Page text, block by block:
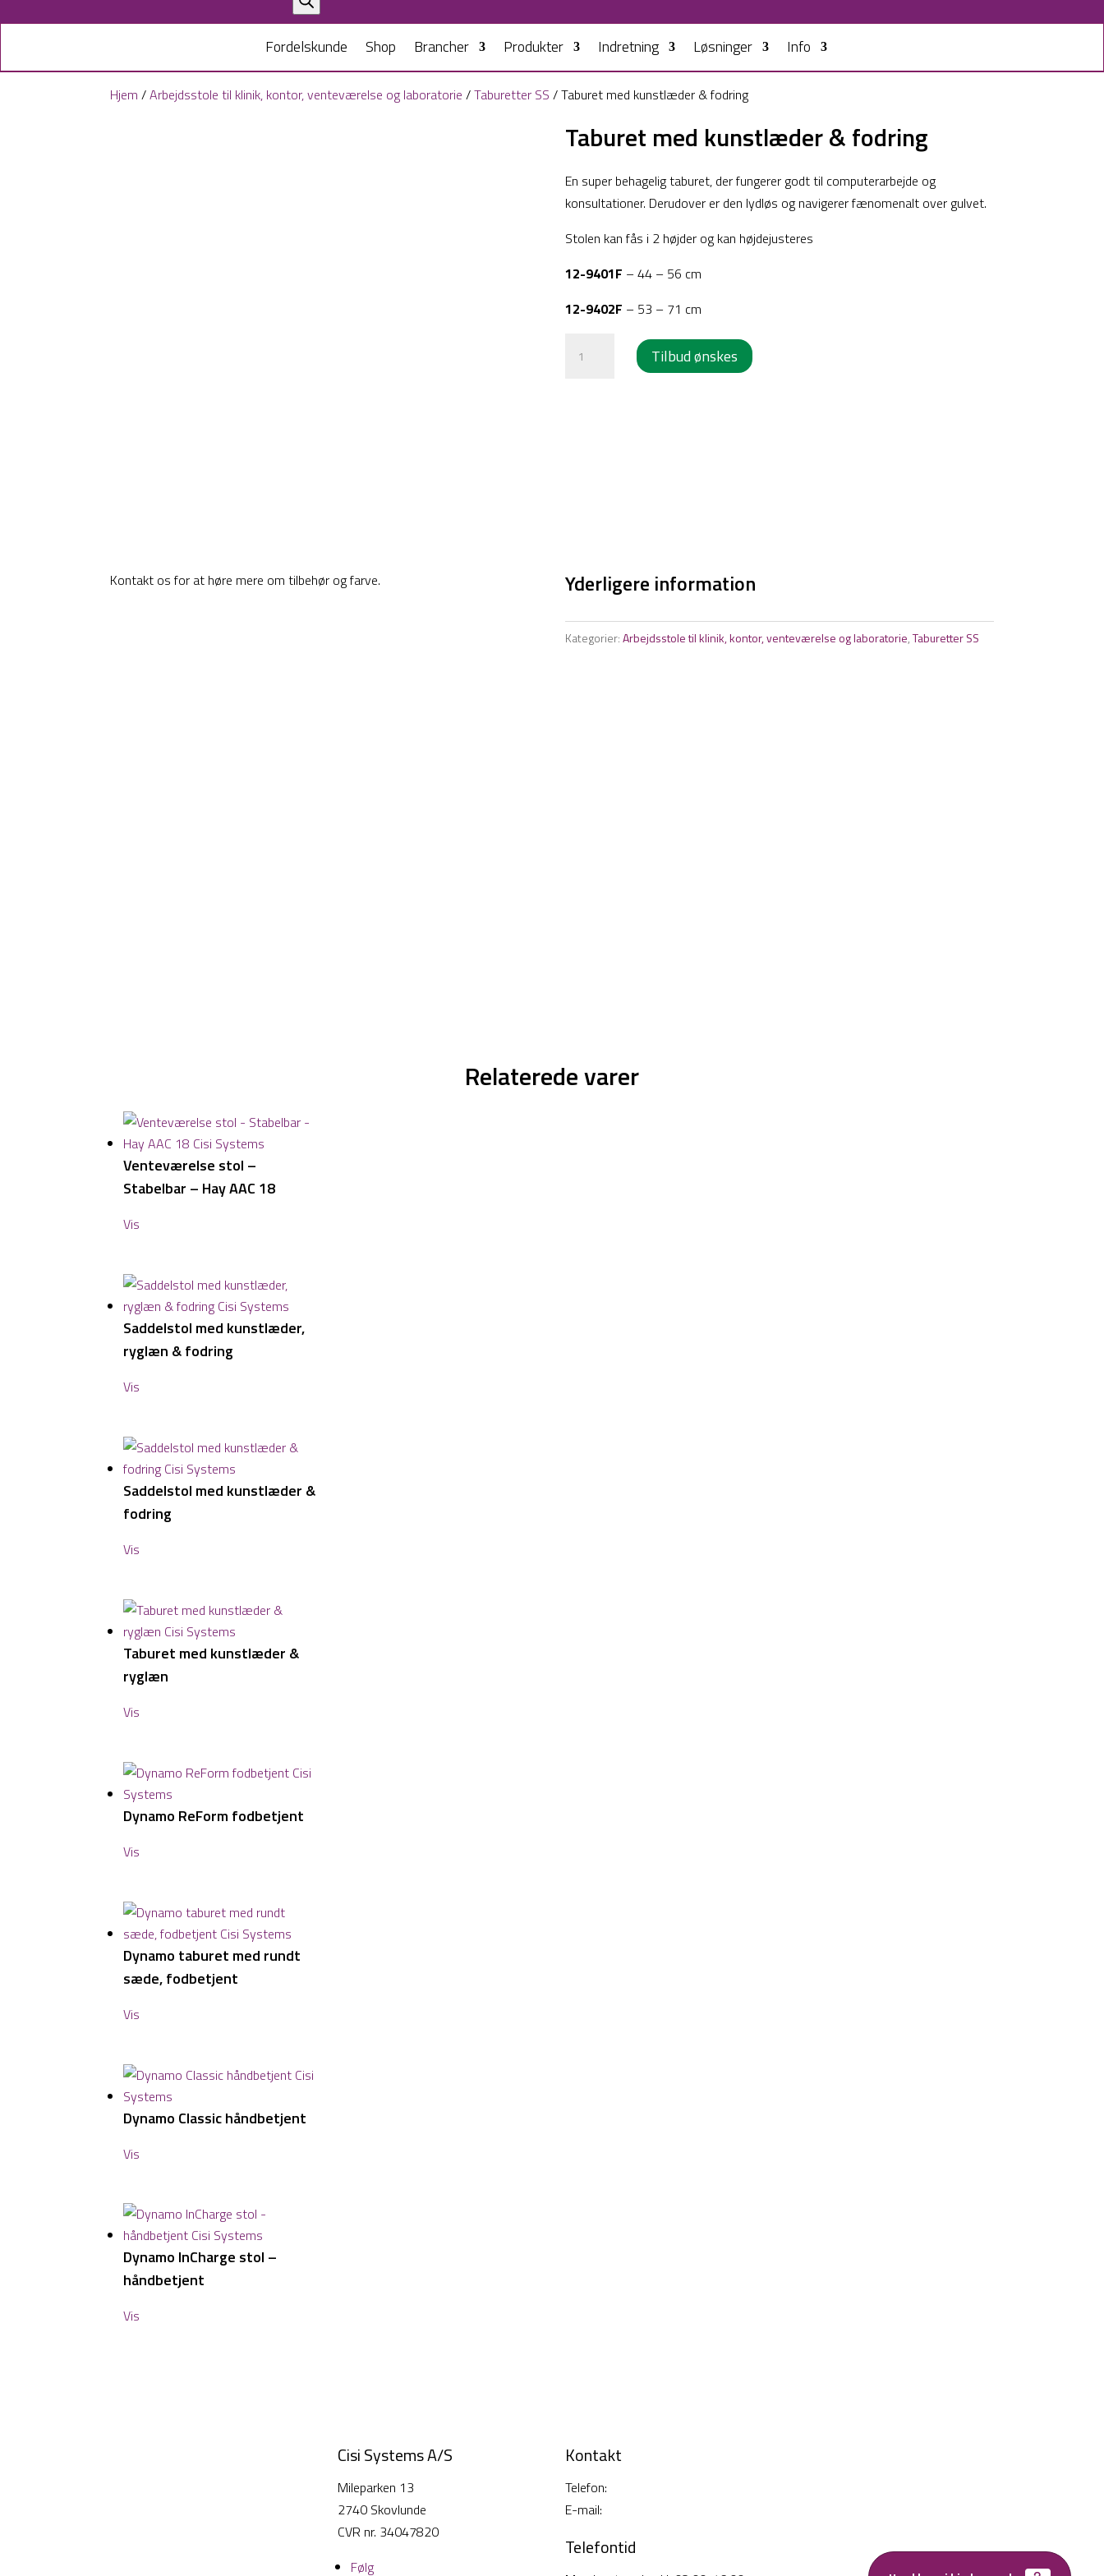
Fordelskunde Shop Brancher Produkter Indretning Løsninger Info
Hjem /Arbejdsstole til klinik, kontor, venteværelse og laboratorie /Taburetter SS / Taburet med kunstlæder & fodring
Taburet med kunstlæder & fodring
En super behagelig taburet, der fungerer godt til computerarbejde og
konsultationer. Derudover er den lydløs og navigerer fænomenalt over gulvet.
Stolen kan fås i 2 højder og kan højdejusteres
12-9401F – 44 – 56 cm
12-9402F – 53 – 71 cm
med
Tilbud ønskes
Kontakt os for at høre mere om tilbehør og farve. Yderligere information
Kategorier:Arbejdsstole til klinik, kontor, venteværelse og laboratorie,Taburetter SS
Relaterede varer
Venteværelse stol –
Stabelbar – Hay AAC 18
Vis
Saddelstol med kunstlæder,
ryglæn & fodring
Vis
Saddelstol med kunstlæder &
fodring
Vis
Taburet med kunstlæder &
ryglæn
Vis
Dynamo ReForm fodbetjent
Vis
Dynamo taburet med rundt
sæde, fodbetjent
Vis
Dynamo Classic håndbetjent
Vis
Dynamo InCharge stol –
håndbetjent
Vis
Cisi Systems A/S
Mileparken 13
2740 Skovlunde
CVR nr. 34047820
Følg
Kontakt
Telefon:
E-mail:
Telefontid